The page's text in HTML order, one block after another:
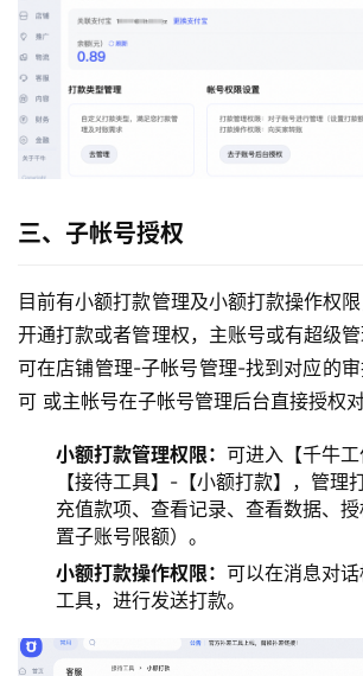
三、子帐号授权
目前有小额打款管理及小额打款操作权
开通打款或者管理权，主账号或有超级
可在店铺管理-子帐号管理-找到对应的
可 或主帐号在子帐号管理后台直接授权对
小额打款管理权限： 可进入【千牛
【接待工具】-【小额打款】，管理
充值款项、查看记录、查看数据、
置子账号限额）。
小额打款操作权限： 可以在消息对
工具，进行发送打款。